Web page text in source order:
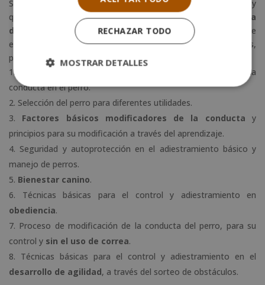
Se trata de una titulación con una carga lectiva de
y
que puedes
estudiar online(a través del campus virtual)
o a
distancia
(con los materiales formativos en físico). Su plan de
estudios destaca por la especialización de los contenidos,
pudiendo desarrollar tus conocimientos en:
y bases morfológicas de la
conducta en el perro.
Selección del perro para diferentes utilidades.
Factores básicos modificadores de la conducta y
principios para su modificación a través del aprendizaje.
Seguridad y autoprotección en el adiestramiento básico y
manejo de perros.
Bienestar canino.
Técnicas básicas para el control y adiestramiento en
obediencia.
Proceso de modificación de la conducta del perro, para su
control y sin el uso de correa.
Técnicas básicas para el control y adiestramiento en el
desarrollo de agilidad, a través del sorteo de obstáculos.
RECHAZAR TODO
MOSTRAR DETALLES